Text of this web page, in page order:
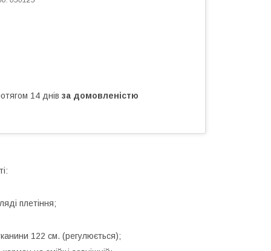
14 днів за домовленістю
плетіння;
122 см. (регулюється);